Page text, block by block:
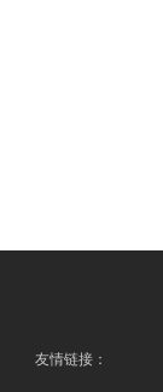
友情链接：